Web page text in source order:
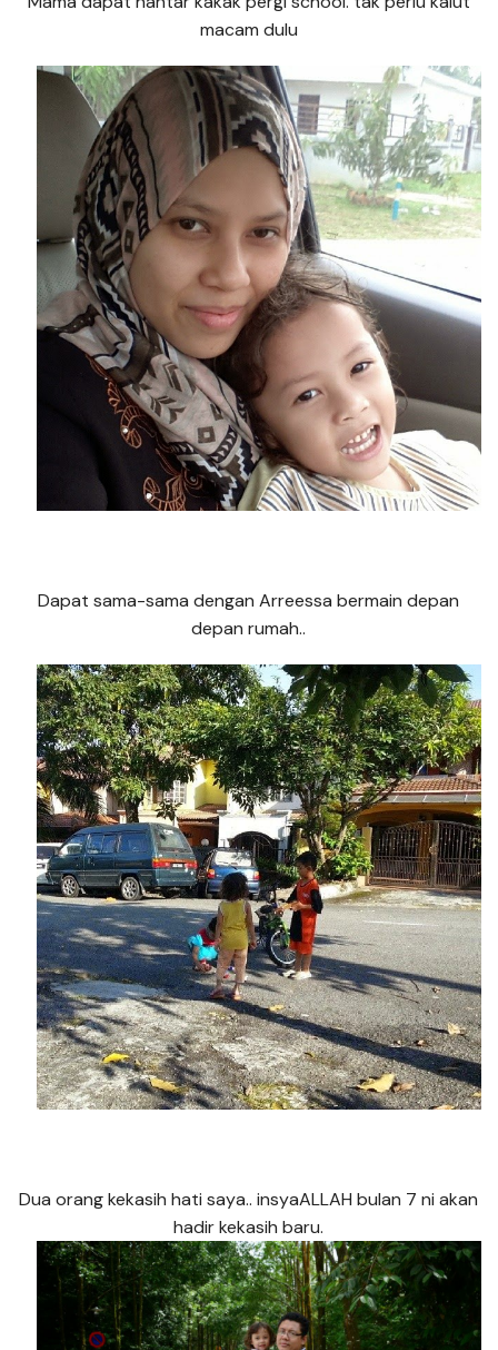
macam dulu
Dapat sama-sama dengan Arreessa bermain depan
depan rumah..
Dua orang kekasih hati saya.. insyaALLAH bulan 7 ni akan
hadir kekasih baru.